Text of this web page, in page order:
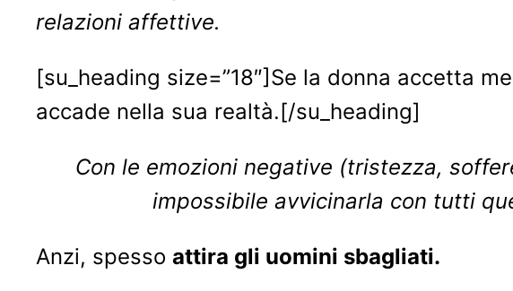
relazioni affettive.
[su_heading size=”18″]Se la donna accetta
accade nella sua realtà.[/su_heading]
Con le emozioni negative (tristezza,
impossibile avvicinarla con tutti
Anzi, spesso attira gli uomini sbagliati.